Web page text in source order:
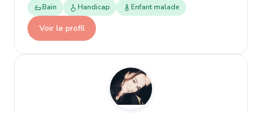
Bain Handicap Enfant malade
Voir le profil